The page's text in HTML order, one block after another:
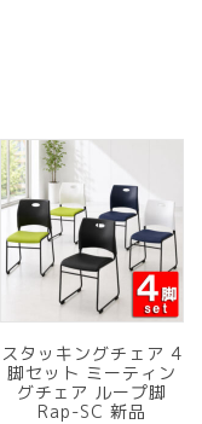
で
す。
スタッキングチェア 4
脚セット ミーティン
グチェア ループ脚
Rap-SC 新品